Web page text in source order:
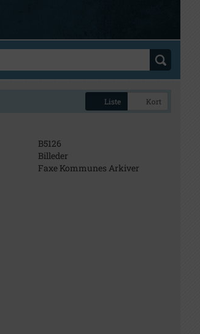
Liste Kort
B5126
Billeder
Faxe Kommunes Arkiver